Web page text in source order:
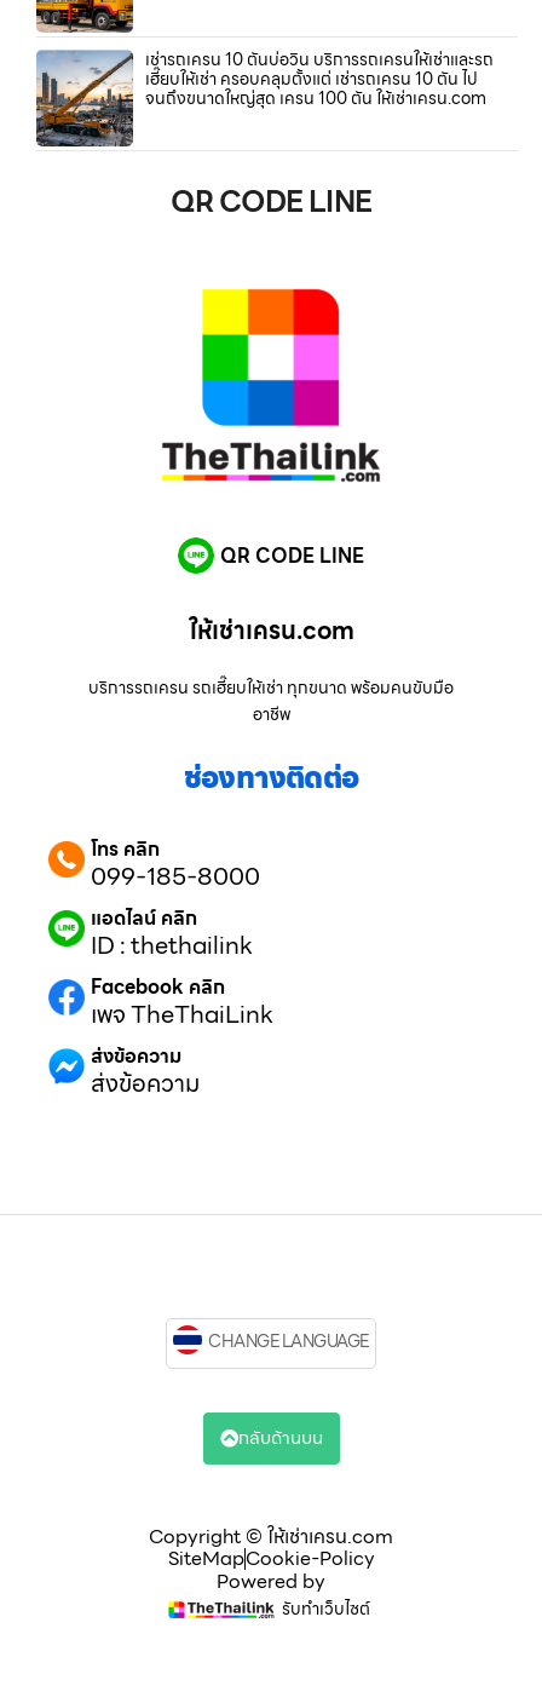
เช่ารถเครน 10 ตันบ่อวิน บริการรถเครนให้เช่าและรถ
เฮี๊ยบให้เช่า ครอบคลุมตั้งแต่ เช่ารถเครน 10 ตัน ไป
จนถึงขนาดใหญ่สุด เครน 100 ตัน ให้เช่าเครน.com
QR CODE LINE
QR CODE LINE
ให้เช่าเครน.com
บริการรถเครน รถเฮี๊ยบให้เช่า ทุกขนาด พร้อมคนขับมือ
อาชีพ
ช่องทางติดต่อ
โทร คลิก
099-185-8000
แอดไลน์ คลิก
ID : thethailink
Facebook คลิก
เพจ TheThaiLink
ส่งข้อความ
ส่งข้อความ
Copyright © ให้เช่าเครน.com
SiteMapCookie-Policy
Powered by
รับทำเว็บไซต์
CHANGE LANGUAGE
กลับด้านบน